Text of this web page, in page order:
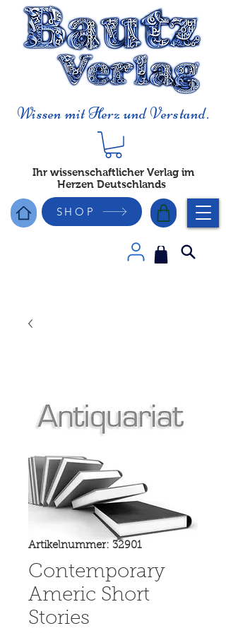
Wissen mit Herz und Verstand.
Ihr wissenschaftlicher Verlag im
Herzen Deutschlands
SHOP
Artikelnummer: 32901
Contemporary
Americ Short
Stories